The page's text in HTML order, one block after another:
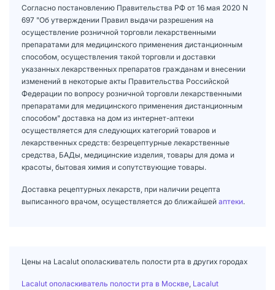
Согласно постановлению Правительства РФ от 16 мая 2020 N
697 "Об утверждении Правил выдачи разрешения на
осуществление розничной торговли лекарственными
препаратами для медицинского применения дистанционным
способом, осуществления такой торговли и доставки
указанных лекарственных препаратов гражданам и внесении
изменений в некоторые акты Правительства Российской
Федерации по вопросу розничной торговли лекарственными
препаратами для медицинского применения дистанционным
способом" доставка на дом из интернет-аптеки
осуществляется для следующих категорий товаров и
лекарственных средств: безрецептурные лекарственные
средства, БАДы, медицинские изделия, товары для дома и
красоты, бытовая химия и сопутствующие товары.
Доставка рецептурных лекарств, при наличии рецепта
выписанного врачом, осуществляется до ближайшей аптеки.
Цены на Lacalut ополаскиватель полости рта в других городах
Lacalut ополаскиватель полости рта в Москве Lacalut